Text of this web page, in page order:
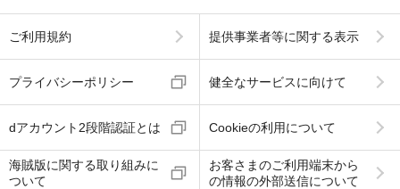
ご利用規約 提供事業者等に関する表示
プライバシーポリシー 健全なサービスに向けて
dアカウント2段階認証とは Cookieの利用について
海賊版に関する取り組みに
ついて
お客さまのご利用端末から
の情報の外部送信について